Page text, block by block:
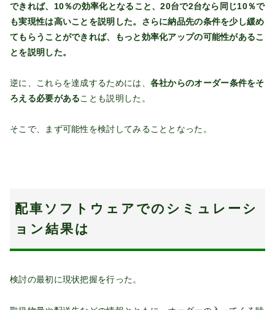
できれば、10％の効率化となること、20台で2台なら同じ10％で
も実現性は高いことを説明した。さらに納品先の条件を少し緩め
てもらうことができれば、もっと効率化アップの可能性があるこ
とを説明した。
逆に、これらを達成するためには、 各社からのオーダー条件をそ
ろえる必要があることも説明した。
そこで、まず可能性を検討してみることとなった。
配車ソフトウェアでのシミュレーシ
ョン結果は
検討の最初に現状把握を行った。